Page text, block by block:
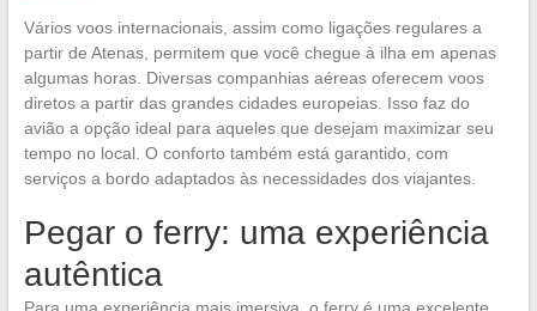
Vários voos internacionais, assim como ligações regulares a
partir de Atenas, permitem que você chegue à ilha em apenas
algumas horas. Diversas companhias aéreas oferecem voos
diretos a partir das grandes cidades europeias. Isso faz do
avião a opção ideal para aqueles que desejam maximizar seu
tempo no local. O conforto também está garantido, com
serviços a bordo adaptados às necessidades dos viajantes.
Pegar o ferry: uma experiência
autêntica